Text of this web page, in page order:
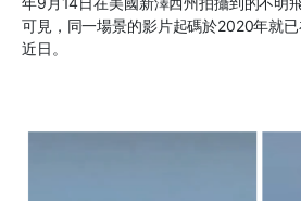
可見，同一場景的影片起碼於2020年就
近日。